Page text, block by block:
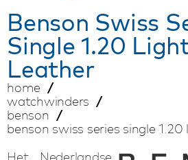
Benson Swiss
Single 1.20
Leather
home
watchwinders
benson
benson swiss series single